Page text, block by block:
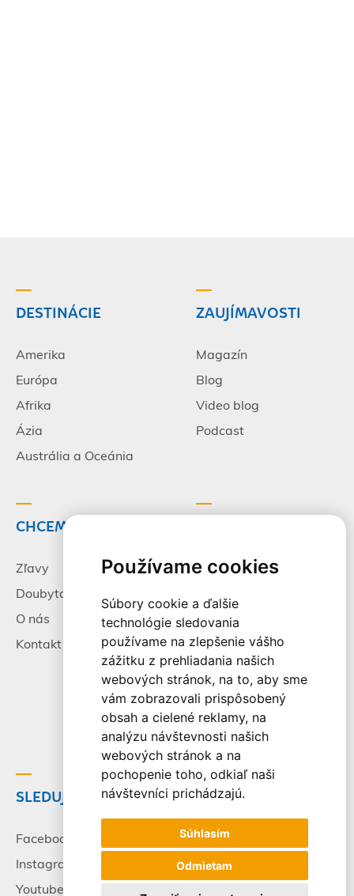
Používame cookies
Súbory cookie a ďalšie
technológie sledovania
používame na zlepšenie vášho
zážitku z prehliadania našich
webových stránok, na to, aby sme
vám zobrazovali prispôsobený
obsah a cielené reklamy, na
analýzu návštevnosti našich
webových stránok a na
pochopenie toho, odkiaľ naši
návštevníci prichádzajú.
Súhlasím
Odmietam
DESTINÁCIE
Amerika
Európa
Afrika
Ázia
Austrália a Oceánia
ZAUJÍMAVOSTI
Magazín
Blog
Video blog
Podcast
CHCEM CESTOVAŤ
Zľavy
Doubytovanie
O nás
Kontakt
Pracovné príležitosti
Všeobecné zmluvné
podmienky
Alternatívne riešenie
sporov
Spracovanie osobných
údajov
SLEDUJTE NÁS
Facebook
Instagram
Youtube
Travel, s.r.o. Všetky práva
vyhradené.